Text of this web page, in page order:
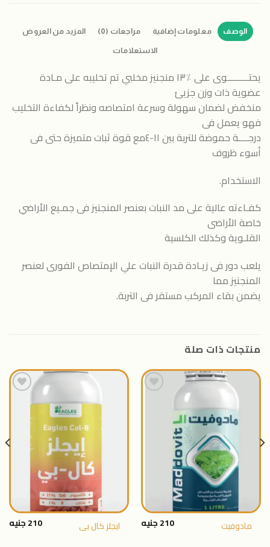
الوصف معلومات إضافية مراجعات (0) المزيد من العروض
الاستعلامات
يحتـــــــــوى على ٪١٣ منجنيز مخلبي تم تخليبه على مـادة
عضوية ذات وزن جزيئ
منخفض لضمان سهولة وسرعة امتصاصه ونظراً لكفاءة التخليب
فهو يعمل فى
درجــــة حموضة للتربة بين ١١-٤مع قوة ثبات متميزة حتى فى
أسوء ظروف
الاستخدام.
كفـاءته عالية على مد النبات بعنصر المنجنيز فى جمـيع الأراضي
خاصة الأراضى
القلـوية وكذلك الكلسية
يلعب دور فى زيـادة قدرة النبات علي الإمتصاص الفورى لعنصر
المنجنيز مما
يضمن بقاء المركب مستقر فى التربة.
منتجات ذات صلة
مادوفيت 210جنيه
المنتجات
المفضلة
ايجلز كال بى 210جنيه